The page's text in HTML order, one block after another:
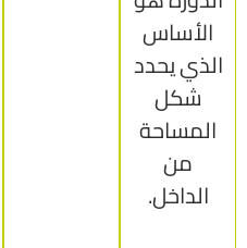
الأساس
الذي يحدد
شكل
المساحة
من
الداخل.